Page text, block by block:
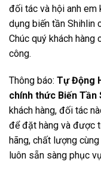
đối tác và hội anh
dụng biến tần Shihlin
Chúc quý khách hàng
công.
Thông báo: Tự Động
chính thức Biến Tần
khách hàng, đối tác
để đặt hàng và được
hãng, chất lượng
luôn sẵn sàng phục